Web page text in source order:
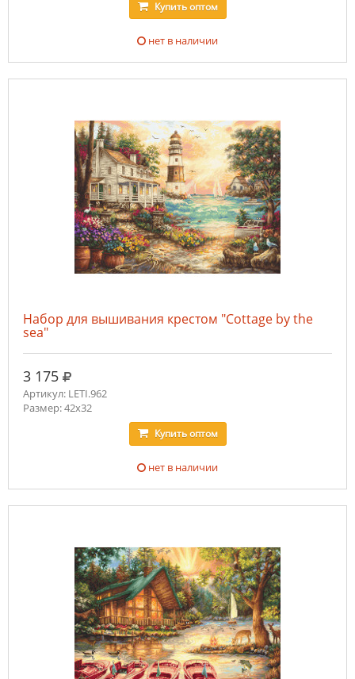
Купитьоптом
нет в наличии
Набор для вышивания крестом "Cottage by the
sea"
3 175 руб.
Артикул: LETI.962
Размер: 42x32
Купитьоптом
нет в наличии